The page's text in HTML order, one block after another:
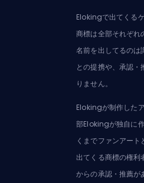
Elokingで出てくる
商標は全部それぞれ
名前を出してるのは
との提携や、承認
りません。
Elokingが制作した
部Elokingが独自に
くまでファンアー
出てくる商標の権利
からの承認・推薦が